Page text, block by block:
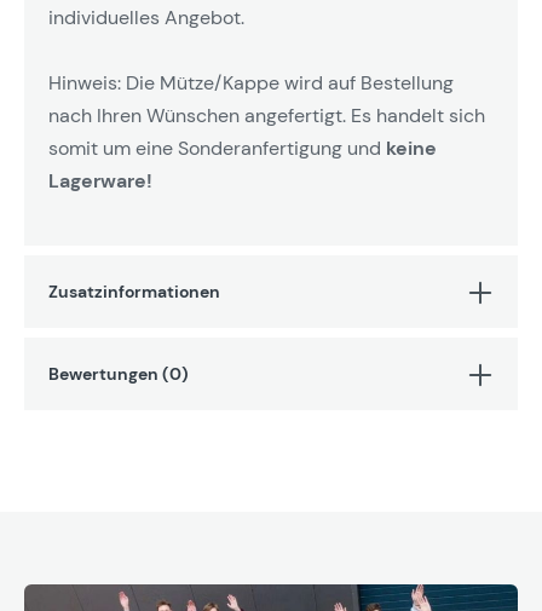
individuelles Angebot.
Hinweis: Die Mütze/Kappe wird auf Bestellung
nach Ihren Wünschen angefertigt. Es handelt sich
somit um eine Sonderanfertigung und keine
Lagerware!
Zusatzinformationen
Bewertungen (0)